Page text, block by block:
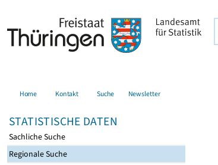
Home Kontakt Suche Newsletter
STATISTISCHE DATEN
Sachliche Suche
Regionale Suche